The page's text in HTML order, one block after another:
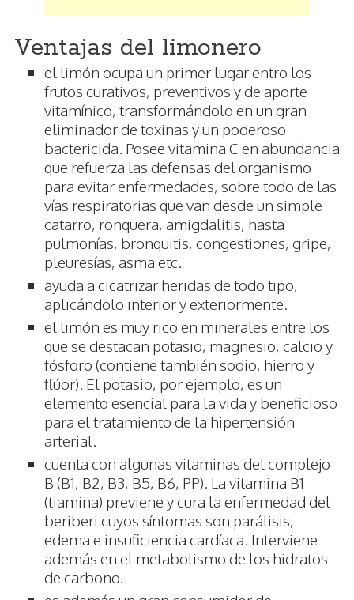
Ventajas del limonero
el limón ocupa un primer lugar entro los
frutos curativos, preventivos y de aporte
vitamínico, transformándolo en un gran
eliminador de toxinas y un poderoso
bactericida. Posee vitamina C en abundancia
que refuerza las defensas del organismo
para evitar enfermedades, sobre todo de las
vías respiratorias que van desde un simple
catarro, ronquera, amigdalitis, hasta
pulmonías, bronquitis, congestiones, gripe,
pleuresías, asma etc.
ayuda a cicatrizar heridas de todo tipo,
aplicándolo interior y exteriormente.
el limón es muy rico en minerales entre los
que se destacan potasio, magnesio, calcio y
fósforo (contiene también sodio, hierro y
flúor). El potasio, por ejemplo, es un
elemento esencial para la vida y beneficioso
para el tratamiento de la hipertensión
arterial.
cuenta con algunas vitaminas del complejo
B (B1, B2, B3, B5, B6, PP). La vitamina B1
(tiamina) previene y cura la enfermedad del
beriberi cuyos síntomas son parálisis,
edema e insuficiencia cardíaca. Interviene
además en el metabolismo de los hidratos
de carbono.